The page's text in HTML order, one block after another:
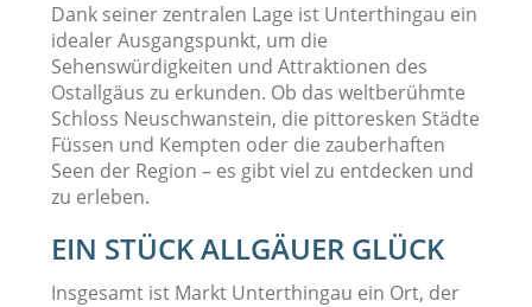
Dank seiner zentralen Lage ist Unterthingau ein
idealer Ausgangspunkt, um die
Sehenswürdigkeiten und Attraktionen des
Ostallgäus zu erkunden. Ob das weltberühmte
Schloss Neuschwanstein, die pittoresken Städte
Füssen und Kempten oder die zauberhaften
Seen der Region – es gibt viel zu entdecken und
zu erleben.
EIN STÜCK ALLGÄUER GLÜCK
Insgesamt ist Markt Unterthingau ein Ort, der